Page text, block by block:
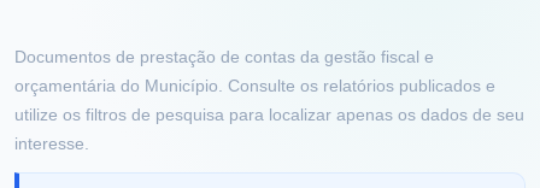
Documentos de prestação de contas da gestão fiscal e
orçamentária do Município. Consulte os relatórios publicados e
utilize os filtros de pesquisa para localizar apenas os dados de seu
interesse.